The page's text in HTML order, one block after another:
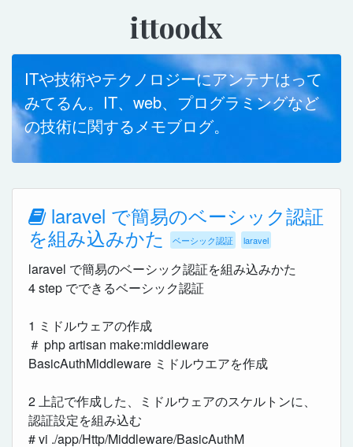
ittoodx
ITや技術やテクノロジーにアンテナはって
みてるん。IT、web、プログラミングなど
の技術に関するメモブログ。
laravel で簡易のベーシック認証
を組み込みかた
ベーシック認証 laravel
laravel で簡易のベーシック認証を組み込みかた
4 step でできるベーシック認証
1 ミドルウェアの作成
＃ php artisan make:middleware
BasicAuthMiddleware ミドルウエアを作成
2 上記で作成した、ミドルウェアのスケルトンに、
認証設定を組み込む
# vi ./app/Http/Middleware/BasicAuthM